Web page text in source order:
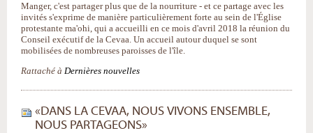
Manger, c'est partager plus que de la nourriture - et ce partage avec les
invités s'exprime de manière particulièrement forte au sein de l'Église
protestante ma'ohi, qui a accueilli en ce mois d'avril 2018 la réunion du
Conseil exécutif de la Cevaa. Un accueil autour duquel se sont
mobilisées de nombreuses paroisses de l'île.
Rattaché à Dernières nouvelles
«DANS LA CEVAA, NOUS VIVONS ENSEMBLE,
NOUS PARTAGEONS»